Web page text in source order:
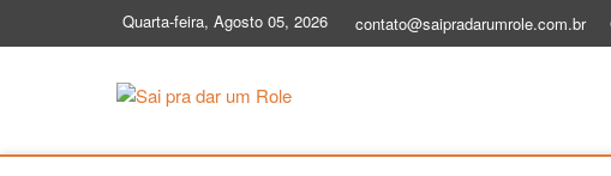
Quarta-feira, Agosto 05, 2026 contato@saipradarumrole.com.br